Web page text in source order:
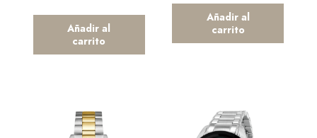
Añadir al
carrito
Añadir al
carrito